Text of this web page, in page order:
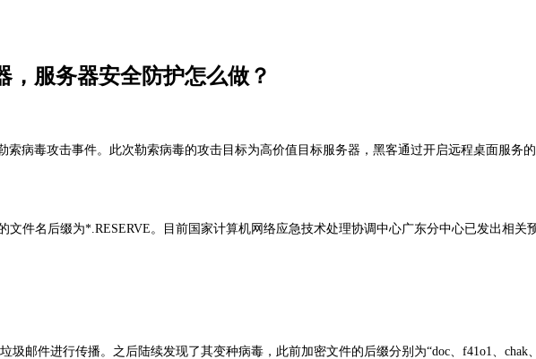
，服务器安全防护怎么做？
索病毒攻击事件。此次勒索病毒的攻击目标为高价值目标服务器，黑客通过开启远程桌面服务
件名后缀为*.RESERVE。目前国家计算机网络应急技术处理协调中心广东分中心已发出相关
邮件进行传播。之后陆续发现了其变种病毒，此前加密文件的后缀分别为“doc、f41o1、chak